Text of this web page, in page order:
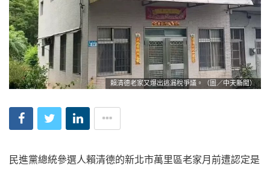
賴清德老家又爆出逃漏稅爭議。（圖／中天新聞）
民進黨總統參選人賴清德的新北市萬里區老家月前遭認定是